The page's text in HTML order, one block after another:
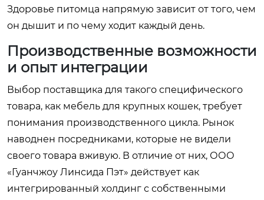
Здоровье питомца напрямую зависит от того, чем
он дышит и по чему ходит каждый день.
Производственные возможности
и опыт интеграции
Выбор поставщика для такого специфического
товара, как мебель для крупных кошек, требует
понимания производственного цикла. Рынок
наводнен посредниками, которые не видели
своего товара вживую. В отличие от них, ООО
«Гуанчжоу Линсида Пэт» действует как
интегрированный холдинг с собственными